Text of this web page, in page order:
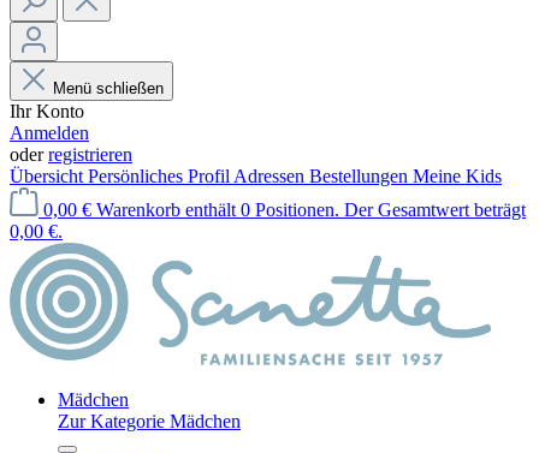
Menü schließen
Ihr Konto
Anmelden
oderregistrieren
Übersicht Persönliches Profil Adressen Bestellungen Meine Kids
0,00 € Warenkorb enthält 0 Positionen. Der Gesamtwert beträgt
0,00 €.
Mädchen
Zur Kategorie Mädchen